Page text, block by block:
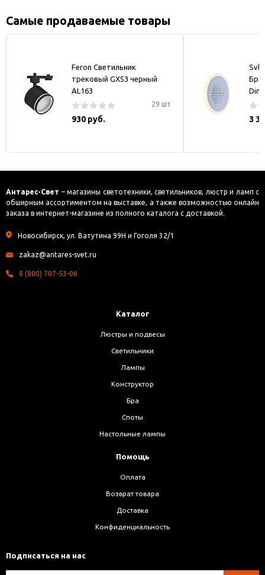
Самые продаваемые товары
Feron Светильник
трековый GX53 черный
AL163
29 шт
930 руб.
Бра
3
Антарес-Свет – магазины светотехники, светильников, люстр и ламп с
обширным ассортиментом на выставке, а также возможностью онлайн
заказа в интернет-магазине из полного каталога с доставкой.
Новосибирск, ул. Ватутина 99Н и Гоголя 32/1
zakaz@antares-svet.ru
8 (800) 707-53-06
Каталог
Люстры и подвесы
Светильники
Лампы
Конструктор
Бра
Споты
Настольные лампы
Помощь
Оплата
Возврат товара
Доставка
Конфиденциальность
Подписаться на нас